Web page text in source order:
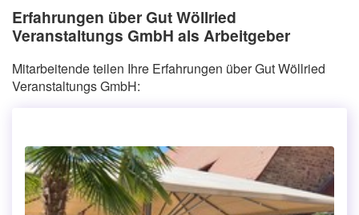
Erfahrungen über Gut Wöllried
Veranstaltungs GmbH als Arbeitgeber
Mitarbeitende teilen Ihre Erfahrungen über Gut Wöllried
Veranstaltungs GmbH: